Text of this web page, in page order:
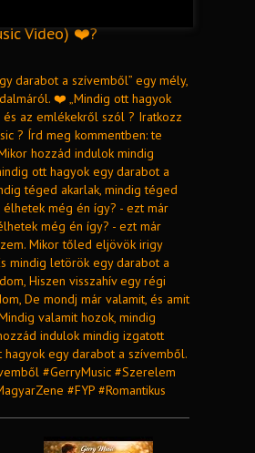
Video) ❤️?
darabot a szívemből” egy mély,
❤️ „Mindig ott hagyok
az emlékekről szól ? Iratkozz
? Írd meg kommentben: te
hozzád indulok mindig
ott hagyok egy darabot a
téged akarlak, mindig téged
még én így? - ezt már
még én így? - ezt már
Mikor tőled eljövök irigy
mindig letörök egy darabot a
Hiszen visszahív egy régi
De mondj már valamit, és amit
valamit hozok, mindig
indulok mindig izgatott
hagyok egy darabot a szívemből.
#GerryMusic #Szerelem
#FYP #Romantikus